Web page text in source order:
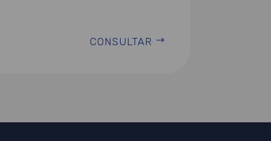
CONSULTAR